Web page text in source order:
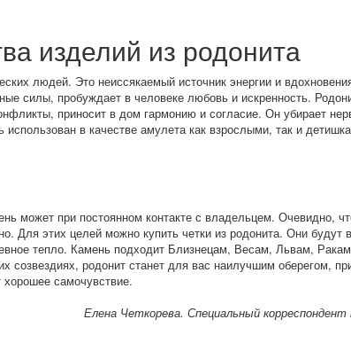
изделий из родонита
людей. Это неиссякаемый источник энергии и
силы, пробуждает в человеке любовь и искренность.
приносит в дом гармонию и согласие. Он убирает
использован в качестве амулета как взрослыми, так и
может при постоянном контакте с владельцем. Очевидно,
Для этих целей можно купить четки из родонита. Они будут
тепло. Камень подходит Близнецам, Весам, Львам,
созвездиях, родонит станет для вас наилучшим оберегом,
самочувствие.
Елена Четкорева. Специальный